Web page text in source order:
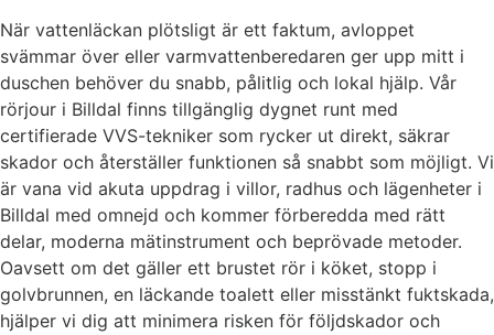
När vattenläckan plötsligt är ett faktum, avloppet
svämmar över eller varmvattenberedaren ger upp mitt i
duschen behöver du snabb, pålitlig och lokal hjälp. Vår
rörjour i Billdal finns tillgänglig dygnet runt med
certifierade VVS-tekniker som rycker ut direkt, säkrar
skador och återställer funktionen så snabbt som möjligt. Vi
är vana vid akuta uppdrag i villor, radhus och lägenheter i
Billdal med omnejd och kommer förberedda med rätt
delar, moderna mätinstrument och beprövade metoder.
Oavsett om det gäller ett brustet rör i köket, stopp i
golvbrunnen, en läckande toalett eller misstänkt fuktskada,
hjälper vi dig att minimera risken för följdskador och